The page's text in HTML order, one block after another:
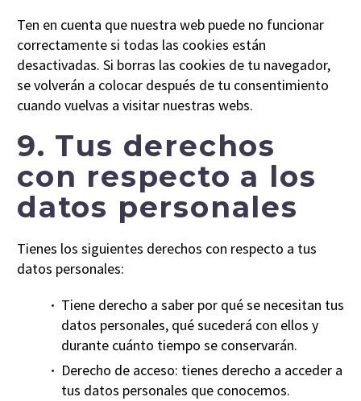
Ten en cuenta que nuestra web puede no funcionar
correctamente si todas las cookies están
desactivadas. Si borras las cookies de tu navegador,
se volverán a colocar después de tu consentimiento
cuando vuelvas a visitar nuestras webs.
9. Tus derechos
con respecto a los
datos personales
Tienes los siguientes derechos con respecto a tus
datos personales:
Tiene derecho a saber por qué se necesitan tus
datos personales, qué sucederá con ellos y
durante cuánto tiempo se conservarán.
Derecho de acceso: tienes derecho a acceder a
tus datos personales que conocemos.